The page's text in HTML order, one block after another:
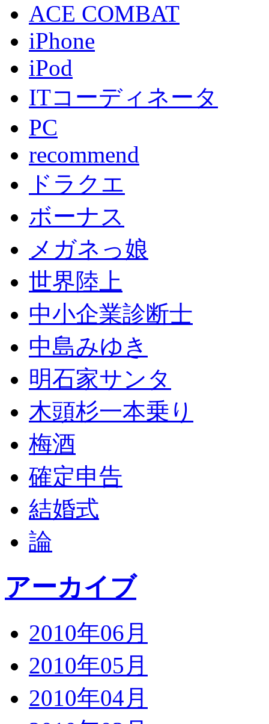
ACE COMBAT
iPhone
iPod
ITコーディネータ
PC
recommend
ドラクエ
ボーナス
メガネっ娘
世界陸上
中小企業診断士
中島みゆき
明石家サンタ
木頭杉一本乗り
梅酒
確定申告
結婚式
論
アーカイブ
2010年06月
2010年05月
2010年04月